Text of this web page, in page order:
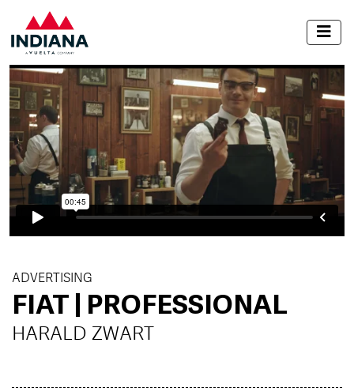
ADVERTISING
FIAT | PROFESSIONAL
HARALD ZWART